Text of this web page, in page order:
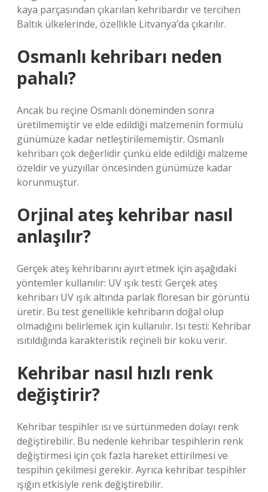
kaya parçasından çıkarılan kehribardır ve tercihen
Baltık ülkelerinde, özellikle Litvanya’da çıkarılır.
Osmanlı kehribarı neden
pahalı?
Ancak bu reçine Osmanlı döneminden sonra
üretilmemiştir ve elde edildiği malzemenin formülü
günümüze kadar netleştirilememiştir. Osmanlı
kehribarı çok değerlidir çünkü elde edildiği malzeme
özeldir ve yüzyıllar öncesinden günümüze kadar
korunmuştur.
Orjinal ateş kehribar nasıl
anlaşılır?
Gerçek ateş kehribarını ayırt etmek için aşağıdaki
yöntemler kullanılır: UV ışık testi: Gerçek ateş
kehribarı UV ışık altında parlak floresan bir görüntü
üretir. Bu test genellikle kehribarın doğal olup
olmadığını belirlemek için kullanılır. Isı testi: Kehribar
ısıtıldığında karakteristik reçineli bir koku verir.
Kehribar nasıl hızlı renk
değiştirir?
Kehribar tespihler ısı ve sürtünmeden dolayı renk
değiştirebilir. Bu nedenle kehribar tespihlerin renk
değiştirmesi için çok fazla hareket ettirilmesi ve
tespihin çekilmesi gerekir. Ayrıca kehribar tespihler
ışığın etkisiyle renk değiştirebilir.